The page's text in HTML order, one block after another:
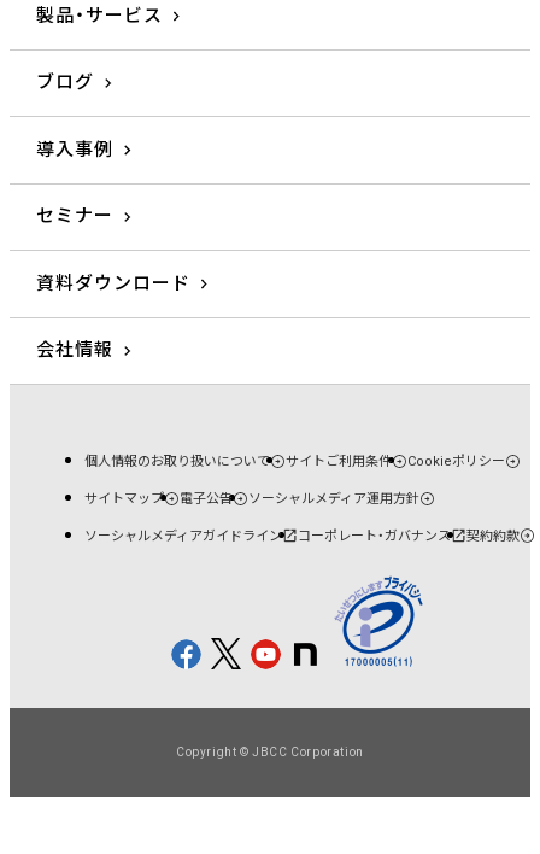
製品・サービス
ブログ
導入事例
セミナー
資料ダウンロード
会社情報
個人情報のお取り扱いについて サイトご利用条件 Cookieポリシー
サイトマップ 電子公告 ソーシャルメディア運用方針
ソーシャルメディアガイドライン コーポレート・ガバナンス 契約約款
Copyright © JBCC Corporation